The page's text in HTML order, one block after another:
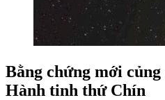
Bằng chứng mới
Hành tinh thứ Chín